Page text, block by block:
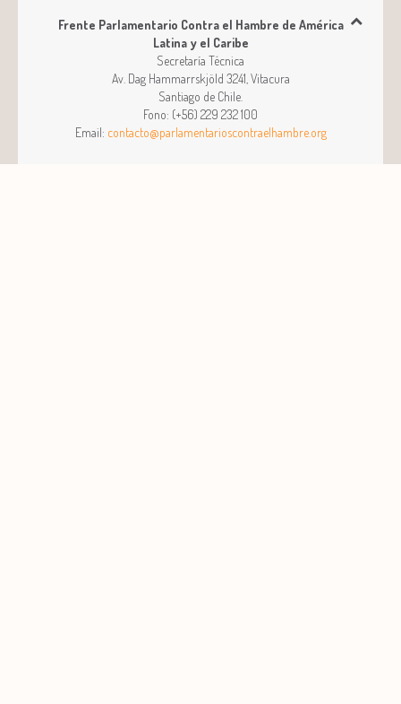
Frente Parlamentario Contra el Hambre de América
Latina y el Caribe
Secretaría Técnica
Av. Dag Hammarrskjöld 3241, Vitacura
Santiago de Chile
Fono: (+56) 229 232 100
Email: contacto@parlamentarioscontraelhambre.org